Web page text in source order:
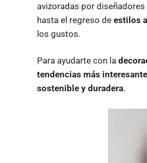
avizoradas por
hasta el regreso de estilos
los gustos.
Para ayudarte con la
tendencias más
sostenible y duradera.